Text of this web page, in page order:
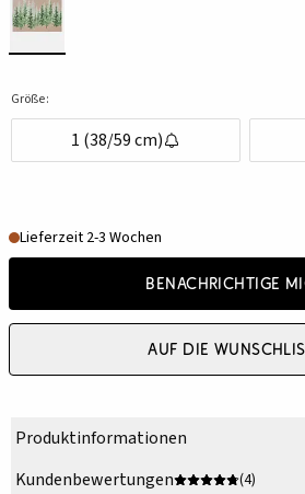
Größe:
1 (38/59 cm)
Lieferzeit 2-3 Wochen
Benachrichtige
Auf die
Produktinformationen
Kundenbewertungen
(4)